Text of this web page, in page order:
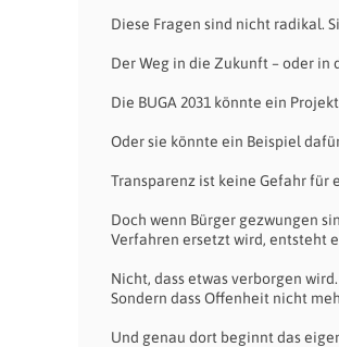
Diese Fragen sind nicht radikal.
Der Weg in die Zukunft – oder in
Die BUGA 2031 könnte ein
Oder sie könnte ein Beispiel
Transparenz ist keine Gefahr für
Doch wenn Bürger gezwungen
Verfahren ersetzt wird, entsteht
Nicht, dass etwas verborgen wird.
Sondern dass Offenheit nicht
Und genau dort beginnt das